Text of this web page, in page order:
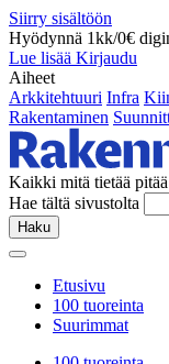
Siirry sisältöön
Hyödynnä 1kk/0€
Lue lisää Kirjaudu
Aiheet
Arkkitehtuuri Infra
Rakentaminen
Kaikki mitä tietää pitää
Hae tältä sivustolta
Haku
Etusivu
100 tuoreinta
Suurimmat